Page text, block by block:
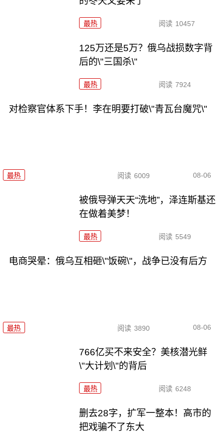
最热 阅读 10457
125万还是5万？俄乌战损数字背
后的\"三国杀\"
最热 阅读 7924
对检察官体系下手！李在明要打破\"青瓦台魔咒\"
最热 阅读 6009 08-06
被俄导弹天天“洗地”，泽连斯基还
在做着美梦！
最热 阅读 5549
电商哭晕：俄乌互相砸\"饭碗\"，战争已没有后方
最热 阅读 3890 08-06
766亿买不来安全？美核潜光鲜
\"大计划\"的背后
最热 阅读 6248
删去28字，扩军一整本！高市的
把戏骗不了东大